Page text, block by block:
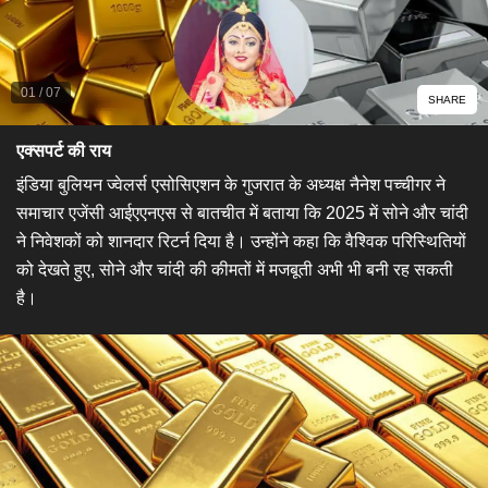
01 /07 SHARE
​एक्सपर्ट की राय​
इंडिया बुलियन ज्वेलर्स एसोसिएशन के गुजरात के अध्यक्ष नैनेश पच्चीगर ने
समाचार एजेंसी आईएएनएस से बातचीत में बताया कि 2025 में सोने और चांदी
ने निवेशकों को शानदार रिटर्न दिया है। उन्होंने कहा कि वैश्विक परिस्थितियों
को देखते हुए, सोने और चांदी की कीमतों में मजबूती अभी भी बनी रह सकती
है।